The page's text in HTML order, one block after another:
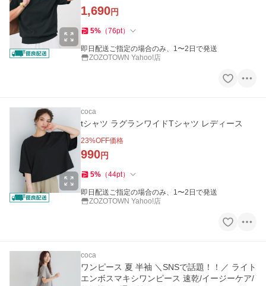
1,690円
5% （76pt）
即日配送ご指定の場合のみ、1〜2日で発送
ZOZOTOWN Yahoo!店
coca
tシャツ ラグランワイドTシャツ レディース
23%OFF価格
990円
5% （44pt）
即日配送ご指定の場合のみ、1〜2日で発送
ZOZOTOWN Yahoo!店
coca
ワンピース 夏 半袖 ＼SNSで話題！！／ ライト
エンボスマキシワンピース 速乾/イージーケア/